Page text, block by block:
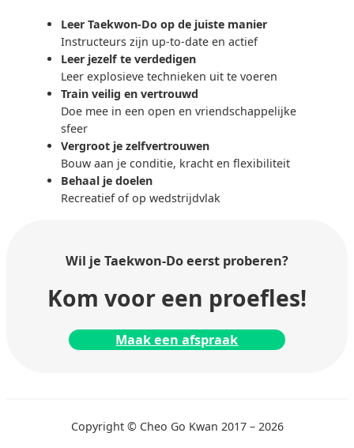
Leer Taekwon-Do op de juiste manier
Instructeurs zijn up-to-date en actief
Leer jezelf te verdedigen
Leer explosieve technieken uit te voeren
Train veilig en vertrouwd
Doe mee in een open en vriendschappelijke
sfeer
Vergroot je zelfvertrouwen
Bouw aan je conditie, kracht en flexibiliteit
Behaal je doelen
Recreatief of op wedstrijdvlak
Wil je Taekwon-Doeerst proberen?
Kom voor een proefles!
Maak een afspraak
Copyright © Cheo Go Kwan 2017 – 2026